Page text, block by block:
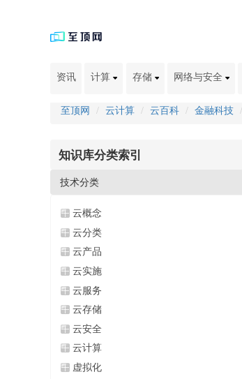
资讯 计算 存储 网络与安全
至顶网 云计算 云百科 金融科技
知识库分类索引
技术分类
云概念
云分类
云产品
云实施
云服务
云存储
云安全
云计算
虚拟化